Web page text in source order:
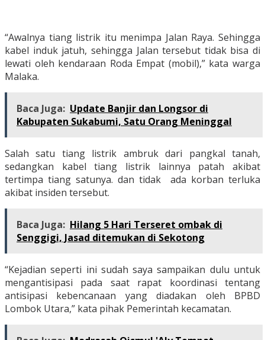
“Awalnya tiang listrik itu menimpa Jalan Raya. Sehingga
kabel induk jatuh, sehingga Jalan tersebut tidak bisa di
lewati oleh kendaraan Roda Empat (mobil),” kata warga
Malaka.
Baca Juga: Update Banjir dan Longsor di
Kabupaten Sukabumi, Satu Orang Meninggal
Salah satu tiang listrik ambruk dari pangkal tanah,
sedangkan kabel tiang listrik lainnya patah akibat
tertimpa tiang satunya. dan tidak ada korban terluka
akibat insiden tersebut.
Baca Juga: Hilang 5 Hari Terseret ombak di
Senggigi, Jasad ditemukan di Sekotong
“Kejadian seperti ini sudah saya sampaikan dulu untuk
mengantisipasi pada saat rapat koordinasi tentang
antisipasi kebencanaan yang diadakan oleh BPBD
Lombok Utara,” kata pihak Pemerintah kecamatan.